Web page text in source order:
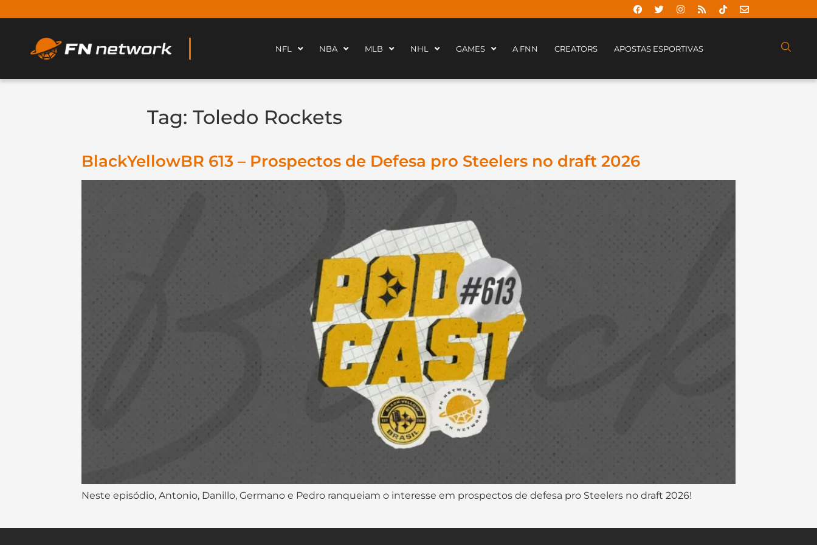
NFL NBA MLB NHL GAMES A FNN CREATORS APOSTAS ESPORTIVAS
Tag: Toledo Rockets
BlackYellowBR 613 – Prospectos de Defesa pro Steelers no draft 2026
Neste episódio, Antonio, Danillo, Germano e Pedro ranqueiam o interesse em prospectos de defesa pro Steelers no draft 2026!